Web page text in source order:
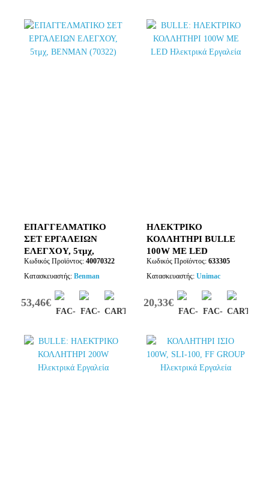
ΕΠΑΓΓΕΛΜΑΤΙΚΟ
ΣΕΤ ΕΡΓΑΛΕΙΩΝ
ΕΛΕΓΧΟΥ, 5τμχ,
BENMAN (70322)
Κωδικός Προϊόντος: 40070322
Κατασκευαστής: Benman
53,46€
ΗΛΕΚΤΡΙΚΟ
ΚΟΛΛΗΤΗΡΙ BULLE
100W ME LED
Κωδικός Προϊόντος: 633305
Κατασκευαστής: Unimac
20,33€